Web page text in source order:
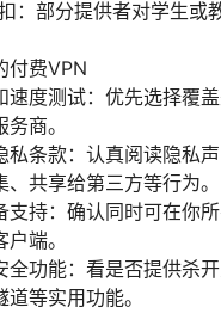
：部分提供者对学生或
付费VPN
速度测试：优先选择覆
商。
私条款：认真阅读隐私
共享给第三方等行为。
支持：确认同时可在你
端。
全功能：看是否提供杀
等实用功能。